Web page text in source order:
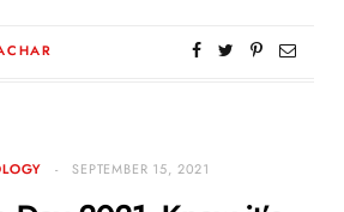
SEPTEMBER 15, 2021